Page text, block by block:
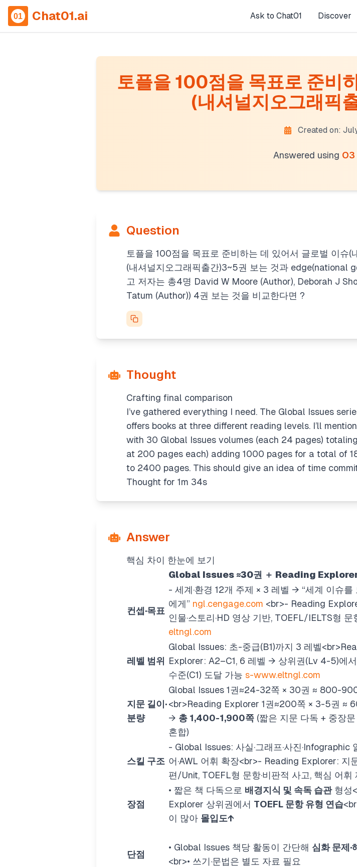
Chat01.ai Ask to Chat01 Discover
토플을 100점을 목표로 준비
(내셔널지오그래픽
Created on:
Answered using O3
Question
토플을 100점을 목표로 준비하는 데 있어서 글로벌 이슈
(내셔널지오그래픽출간)3~5권 보는 것과 edge(national
고 저자는 총4명 David W Moore (Author), Deborah J
Tatum (Author)) 4권 보는 것을 비교한다면 ?
Thought
Crafting final comparison
I’ve gathered everything I need. The Global Issues
offers books at three different reading levels. I’ll
with 30 Global Issues volumes (each 24 pages)
at 200 pages each) adding 1000 pages for a total of
to 2400 pages. This should give an idea of time
Thought for 1m 34s
Answer
핵심 차이 한눈에 보기
Global Issues ≈30권 ＋ Reading
컨셉·목표
- 세계·환경 12개 주제 × 3 레벨 → “세계 이슈를
에게” ngl.cengage.com <br>- Reading
인물·스토리·HD 영상 기반, TOEFL/IELTS형 문
eltngl.com
레벨 범위
Global Issues: 초-중급(B1)까지 3 레벨<br>
Explorer: A2–C1, 6 레벨 → 상위권(Lv 4-5)에
수준(C1) 도달 가능 s-www.eltngl.com
지문 길이·
분량
Global Issues 1권≈24-32쪽 × 30권 ≈ 800-
<br>Reading Explorer 1권≈200쪽 × 3-5권 ≈
→ 총 1,400-1,900쪽 (짧은 지문 다독 + 중장
혼합)
스킬 구조
- Global Issues: 사실·그래프·사진·Infographic
어·AWL 어휘 확장<br>- Reading Explorer: 지
편/Unit, TOEFL형 문항·비판적 사고, 핵심 어휘
장점
• 짧은 책 다독으로 배경지식 및 속독 습관형성
Explorer 상위권에서 TOEFL 문항 유형 연습
이 많아 몰입도↑
단점
• Global Issues 책당 활동이 간단해 심화 문제·
<br>• 쓰기·문법은 별도 자료 필요